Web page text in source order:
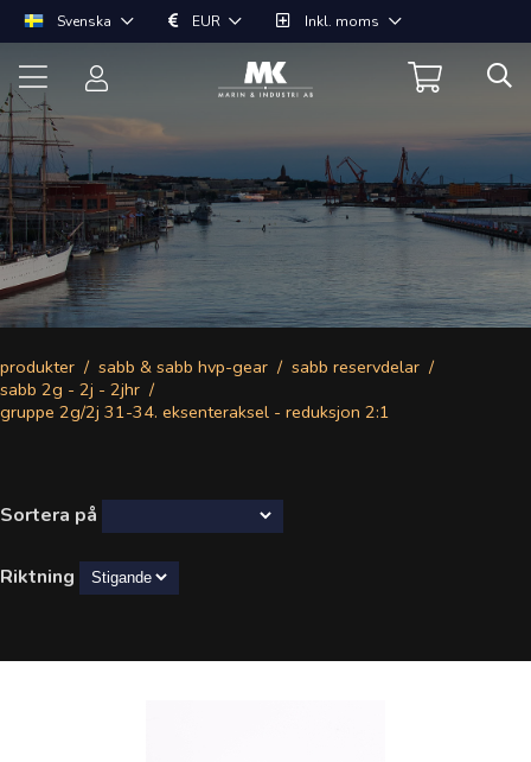
Svenska EUR Inkl. moms
produkter sabb & sabb hvp-gear
sabb reservdelar
sabb 2g - 2j - 2jhr
gruppe 2g/2j 31-34. eksenteraksel - reduksjon 2:1
Sortera på
Riktning